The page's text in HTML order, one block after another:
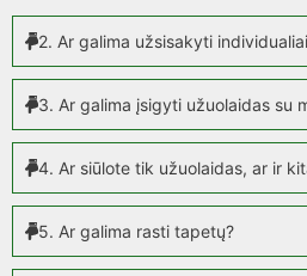
2. Ar galima užsisakyti
3. Ar galima įsigyti užuolaidas su
4. Ar siūlote tik užuolaidas, ar ir
5. Ar galima rasti tapetų?